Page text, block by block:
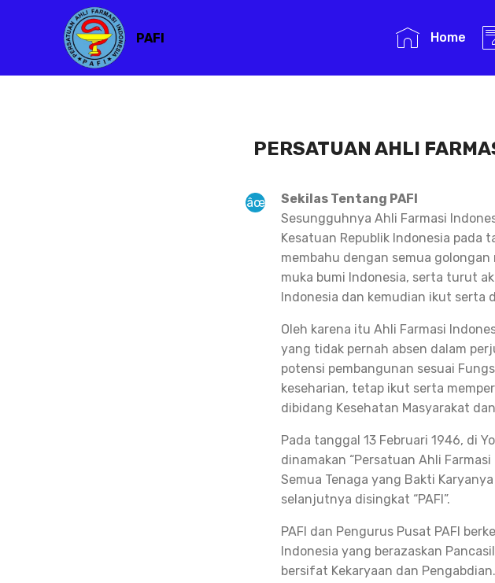
PAFI Home
PERSATUAN AHLI
Sekilas Tentang PAFI
Sesungguhnya Ahli Farmasi
Kesatuan Republik Indonesia pada
membahu dengan semua
muka bumi Indonesia, serta turut
Indonesia dan kemudian ikut serta
Oleh karena itu Ahli Farmasi
yang tidak pernah absen dalam
potensi pembangunan sesuai
keseharian, tetap ikut serta
dibidang Kesehatan Masyarakat
Pada tanggal 13 Februari 1946, di
dinamakan “Persatuan Ahli
Semua Tenaga yang Bakti
selanjutnya disingkat “PAFI”.
PAFI dan Pengurus Pusat PAFI
Indonesia yang berazaskan
bersifat Kekaryaan dan Pengabdian.